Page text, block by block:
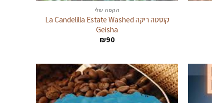
הקפה שלי
קוסטה ריקה La Candelilla Estate Washed
Geisha
₪90